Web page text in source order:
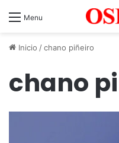
Menu
Inicio /chano piñeiro
chano